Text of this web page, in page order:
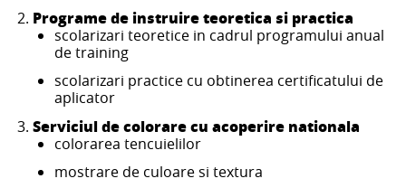
Programe de instruire teoretica si practica
scolarizari teoretice in cadrul programului anual
de training
scolarizari practice cu obtinerea certificatului de
aplicator
Serviciul de colorare cu acoperire nationala
colorarea tencuielilor
mostrare de culoare si textura